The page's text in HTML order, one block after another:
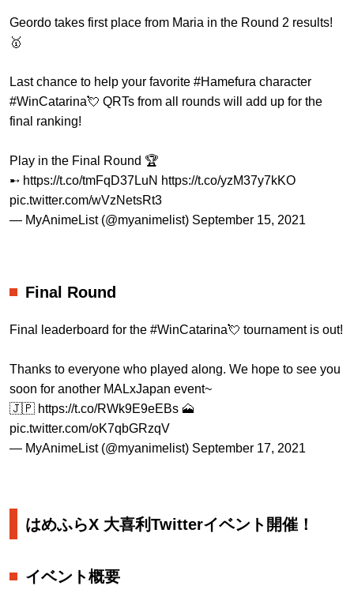
Geordo takes first place from Maria in the Round 2 results!
🥇
Last chance to help your favorite #Hamefura character
#WinCatarina💘 QRTs from all rounds will add up for the
final ranking!
Play in the Final Round 🏆
➸ https://t.co/tmFqD37LuN https://t.co/yzM37y7kKO
pic.twitter.com/wVzNetsRt3
— MyAnimeList (@myanimelist) September 15, 2021
Final Round
Final leaderboard for the #WinCatarina💘 tournament is out!
Thanks to everyone who played along. We hope to see you
soon for another MALxJapan event~
🇯🇵 https://t.co/RWk9E9eEBs🗻
pic.twitter.com/oK7qbGRzqV
— MyAnimeList (@myanimelist) September 17, 2021
はめふらX 大喜利Twitterイベント開催！
イベント概要